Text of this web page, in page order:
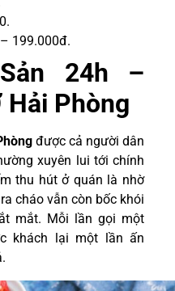
199.000đ.
24h –
Hải Phòng
được cả người dân
xuyên lui tới chính
thu hút ở quán là nhờ
cháo vẫn còn bốc khói
mắt. Mỗi lần gọi một
khách lại một lần ấn